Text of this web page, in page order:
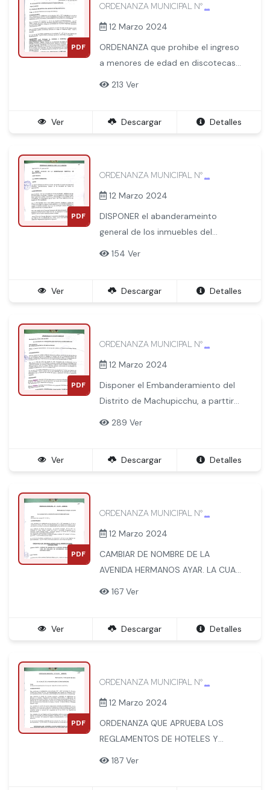
PDF
ORDENANZA MUNICIPAL N° ...
12 Marzo 2024
ORDENANZA que prohibe el ingreso
a menores de edad en discotecas
213 Ver
Ver Descargar Detalles
PDF
ORDENANZA MUNICIPAL N° ...
12 Marzo 2024
DISPONER el abanderameinto
general de los inmuebles del
CENTENARIO DE MACHUPICCHU
154 Ver
Ver Descargar Detalles
PDF
ORDENANZA MUNICIPAL N° ...
12 Marzo 2024
Disponer el Embanderamiento del
Distrito de Machupicchu, a parttir
aniversario de la Independencia
289 Ver
Ver Descargar Detalles
PDF
ORDENANZA MUNICIPAL N° ...
12 Marzo 2024
CAMBIAR DE NOMBRE DE LA
AVENIDA HERMANOS AYAR. LA CUAL
167 Ver
Ver Descargar Detalles
PDF
ORDENANZA MUNICIPAL N° ...
12 Marzo 2024
ORDENANZA QUE APRUEBA LOS
REGLAMENTOS DE HOTELES Y
187 Ver